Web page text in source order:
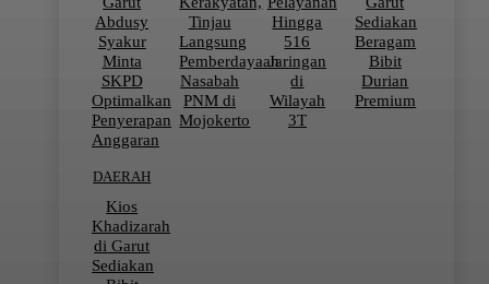
Abdusy
Syakur
Minta
SKPD
Optimalkan
Penyerapan
Anggaran
Tinjau
Langsung
Pemberdayaan
Nasabah
PNM di
Mojokerto
Hingga
516
Jaringan
di
Wilayah
3T
Sediakan
Beragam
Bibit
Durian
Premium
DAERAH
Kios
Khadizarah
di Garut
Sediakan